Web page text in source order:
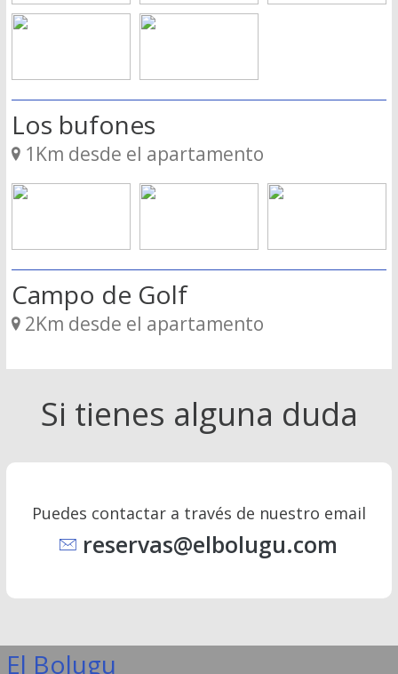
Los bufones
1Km desde el apartamento
Campo de Golf
2Km desde el apartamento
Si tienes alguna duda
Puedes contactar a través de nuestro email
reservas@elbolugu.com
El Bolugu